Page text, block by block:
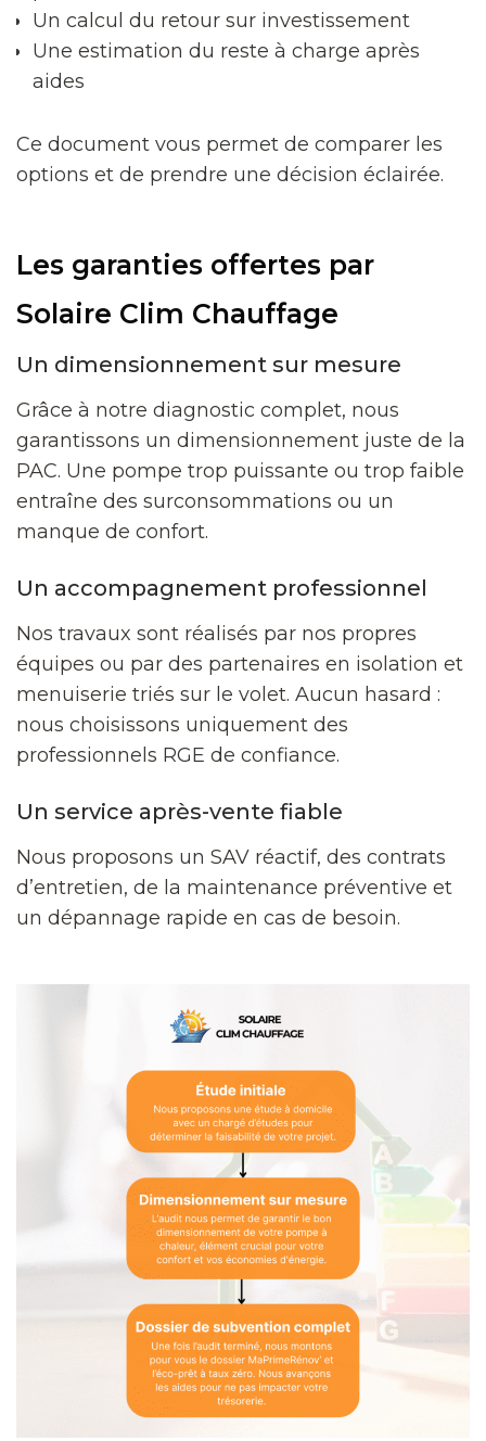
Un calcul du retour sur investissement
Une estimation du reste à charge après
aides
Ce document vous permet de comparer les
options et de prendre une décision éclairée.
Les garanties offertes par
Solaire Clim Chauffage
Un dimensionnement sur mesure
Grâce à notre diagnostic complet, nous
garantissons un dimensionnement juste de la
PAC. Une pompe trop puissante ou trop faible
entraîne des surconsommations ou un
manque de confort.
Un accompagnement professionnel
Nos travaux sont réalisés par nos propres
équipes ou par des partenaires en isolation et
menuiserie triés sur le volet. Aucun hasard :
nous choisissons uniquement des
professionnels RGE de confiance.
Un service après-vente fiable
Nous proposons un SAV réactif, des contrats
d’entretien, de la maintenance préventive et
un dépannage rapide en cas de besoin.